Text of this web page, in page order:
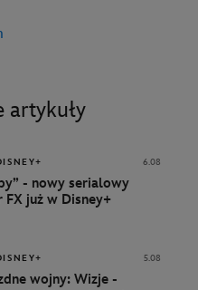
artykuły
6.08
- nowy serialowy
już w Disney+
5.08
wojny: Wizje -